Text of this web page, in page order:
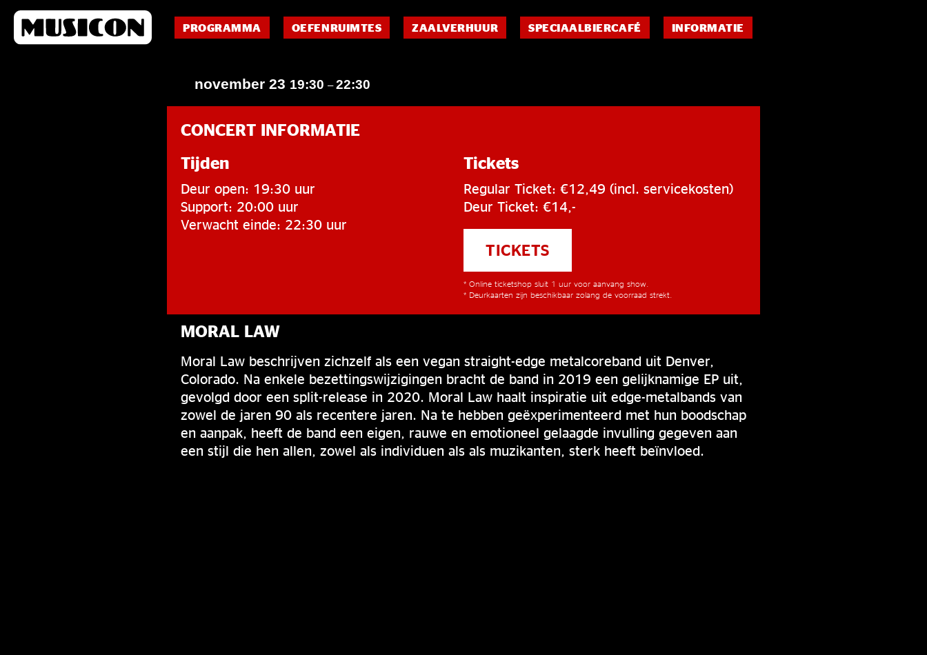
PROGRAMMA OEFENRUIMTES ZAALVERHUUR SPECIAALBIERCAFÉ INFORMATIE
november 23 19:30 –22:30
CONCERT INFORMATIE
Tijden
Deur open: 19:30 uur
Support: 20:00 uur
Verwacht einde: 22:30 uur
Tickets
Regular Ticket: €12,49 (incl. servicekosten)
Deur Ticket: €14,-
TICKETS
* Online ticketshop sluit 1 uur voor aanvang show.
* Deurkaarten zijn beschikbaar zolang de voorraad strekt.
MORAL LAW
Moral Law beschrijven zichzelf als een vegan straight-edge metalcoreband uit Denver,
Colorado. Na enkele bezettingswijzigingen bracht de band in 2019 een gelijknamige EP uit,
gevolgd door een split-release in 2020. Moral Law haalt inspiratie uit edge-metalbands van
zowel de jaren 90 als recentere jaren. Na te hebben geëxperimenteerd met hun boodschap
en aanpak, heeft de band een eigen, rauwe en emotioneel gelaagde invulling gegeven aan
een stijl die hen allen, zowel als individuen als als muzikanten, sterk heeft beïnvloed.